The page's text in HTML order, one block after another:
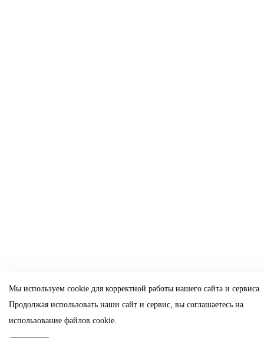
Мы используем cookie для корректной работы нашего сайта и сервиса.
Продолжая использовать наши сайт и сервис, вы соглашаетесь на
использование файлов cookie.